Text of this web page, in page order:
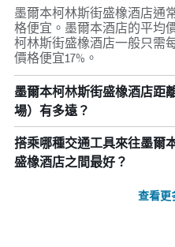
墨爾本柯林斯街盛橡酒店通
格便宜。墨爾本酒店的平均
柯林斯街盛橡酒店一般只需
價格便宜17%。
墨爾本柯林斯街盛橡酒店距
場）有多遠？
搭乘哪種交通工具來往墨爾
盛橡酒店之間最好？
查看更